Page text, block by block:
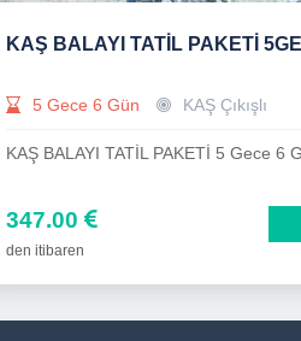
KAŞ BALAYI TATİL PAKETİ
5 Gece 6 Gün KAŞ Çıkışlı
KAŞ BALAYI TATİL PAKETİ 5 Gece 6
347.00
den itibaren